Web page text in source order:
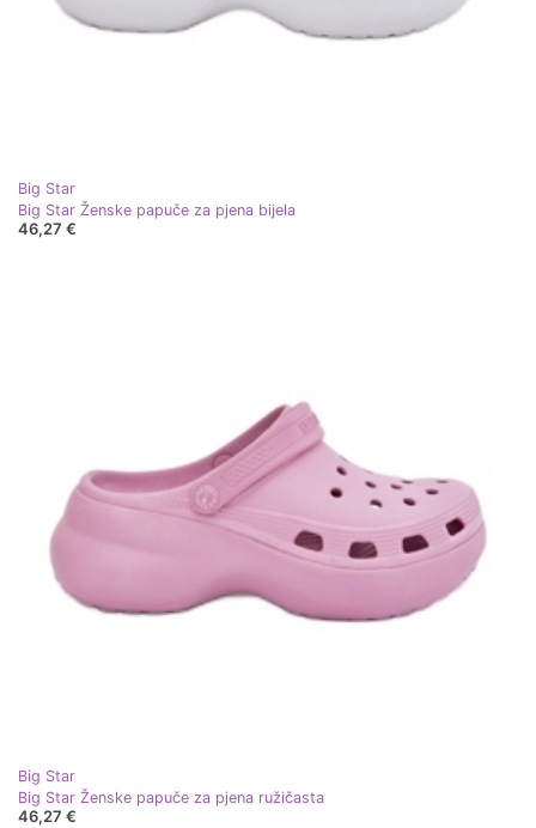
Big Star
Big Star Ženske papuče za pjena bijela
46,27 €
Big Star
Big Star Ženske papuče za pjena ružičasta
46,27 €